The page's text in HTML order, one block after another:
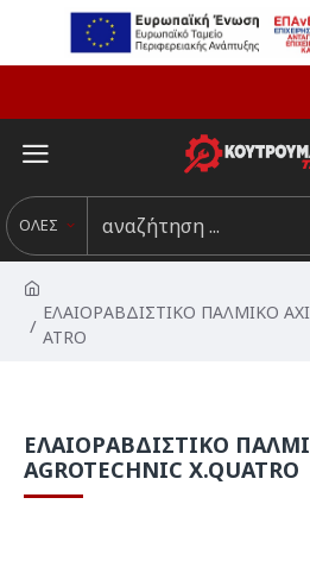
ΟΛΕΣ
ΕΛΑΙΟΡΑΒΔΙΣΤΙΚΟ ΠΑΛΜΙΚΟ
ATRO
ΕΛΑΙΟΡΑΒΔΙΣΤΙΚΟ
AGROTECHNIC X.QUATRO